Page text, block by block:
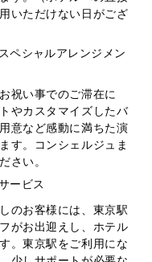
いただけない日がござ
ペシャルアレンジメン
祝い事でのご滞在に
やカスタマイズしたバ
意など感動に満ちた演
す。コンシェルジュま
さい。
ービス
のお客様には、東京駅
がお出迎えし、ホテル
。東京駅をご利用にな